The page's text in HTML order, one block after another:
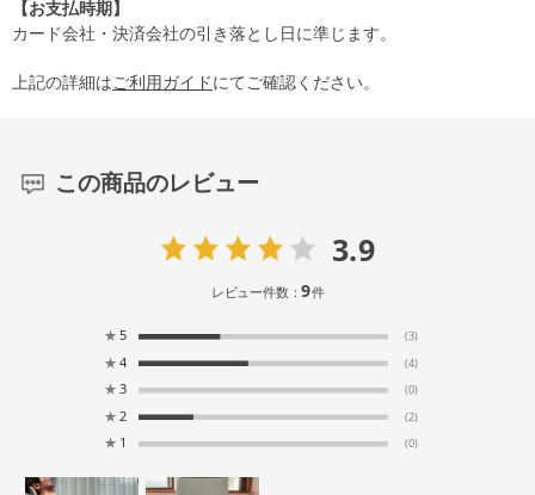
【お支払時期】
カード会社・決済会社の引き落とし日に準じます。
上記の詳細はご利用ガイドにてご確認ください。
この商品のレビュー
3.9
レビュー件数：9件
★ 5 (3)
★ 4 (4)
★ 3 (0)
★ 2 (2)
★ 1 (0)